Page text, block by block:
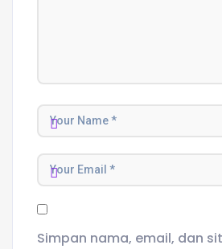
Simpan nama, email, dan